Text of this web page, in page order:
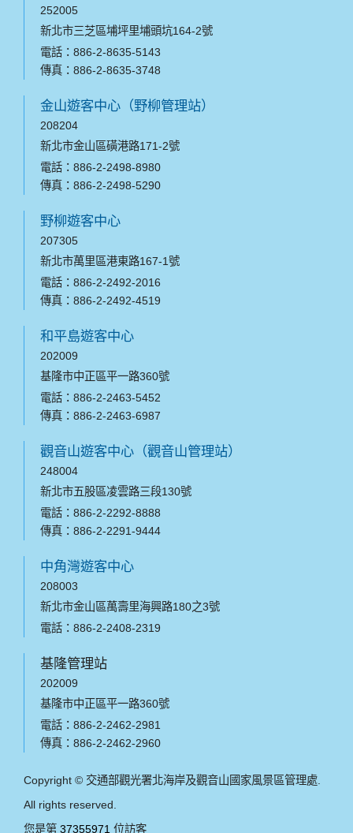
252005
新北市三芝區埔坪里埔頭坑164-2號
電話：886-2-8635-5143
傳真：886-2-8635-3748
金山遊客中心（野柳管理站）
208204
新北市金山區磺港路171-2號
電話：886-2-2498-8980
傳真：886-2-2498-5290
野柳遊客中心
207305
新北市萬里區港東路167-1號
電話：886-2-2492-2016
傳真：886-2-2492-4519
和平島遊客中心
202009
基隆市中正區平一路360號
電話：886-2-2463-5452
傳真：886-2-2463-6987
觀音山遊客中心（觀音山管理站）
248004
新北市五股區凌雲路三段130號
電話：886-2-2292-8888
傳真：886-2-2291-9444
中角灣遊客中心
208003
新北市金山區萬壽里海興路180之3號
電話：886-2-2408-2319
基隆管理站
202009
基隆市中正區平一路360號
電話：886-2-2462-2981
傳真：886-2-2462-2960
Copyright © 交通部觀光署北海岸及觀音山國家風景區管理處.
All rights reserved.
您是第 37355971 位訪客